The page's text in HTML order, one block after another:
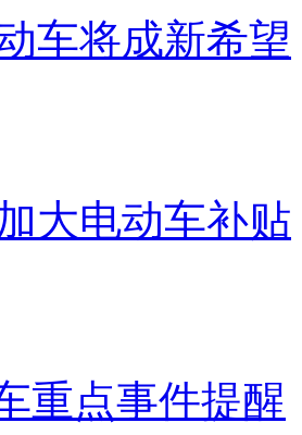
车将成新希望
大电动车补贴
重点事件提醒